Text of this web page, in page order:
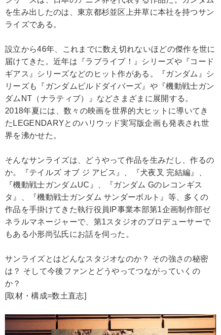
を生み出したのは、東京都杉並区上井草に本社を持つサン
ライズである。
設立から46年、これまでに数え切れないほどの傑作を世に
届けてきた。近年は『ラブライブ！』シリーズや『コード
ギアス』シリーズなどのヒット作がある。『ガンダム』シ
リーズも『ガンダムビルドダイバーズ』や『機動戦士ガン
ダムNT（ナラティブ）』などさまざまに展開する。
2018年夏には、数々の映画を世界的大ヒットに導いてき
たLEGENDARYとのハリウッド実写版企画も発表され世
界を沸かせた。
そんなサンライズは、どうやって作品を生みだし、作るの
か。『テイルズ オブ ジ アビス』、『犬夜叉 完結編』、
『機動戦士ガンダムUC』、『ガンダム Gのレコンギス
タ』、『機動戦士ガンダム サンダーボルト』等、多くの
作品を手掛けてきた執行役員IP事業本部第1企画制作部ゼ
ネラルマネージャーで、第1スタジオのプロデューサーで
もある小形尚弘氏にお話を伺った。
サンライズとはどんなスタジオなのか？ その強さの秘密
は？ そして今後ファンとどうやってつながっていくの
か？
[取材・構成=数土直志]